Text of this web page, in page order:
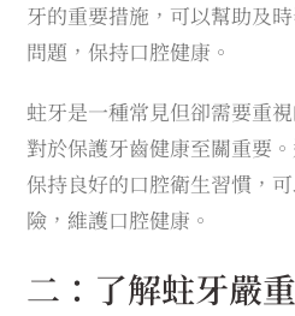
牙的重要措施，可以幫助及
問題，保持口腔健康。
蛀牙是一種常見但卻需要重
對於保護牙齒健康至關重要
保持良好的口腔衛生習慣，
險，維護口腔健康。
二：了解蛀牙嚴